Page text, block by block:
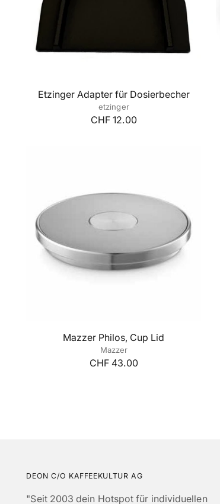
Etzinger Adapter für Dosierbecher
etzinger
CHF 12.00
Mazzer Philos, Cup Lid
Mazzer
CHF 43.00
DEON C/O KAFFEEKULTUR AG
"Seit 2003 dein Hotspot für individuellen